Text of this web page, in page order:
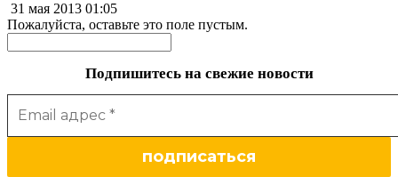
31 мая 2013 01:05
Пожалуйста, оставьте это поле пустым.
Подпишитесь на свежие новости